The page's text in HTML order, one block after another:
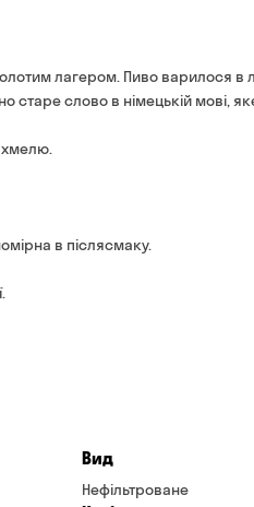
лагером. Пиво варилося в
старе слово в німецькій мові,
хмелю.
в післясмаку.
Вид
Нефільтроване